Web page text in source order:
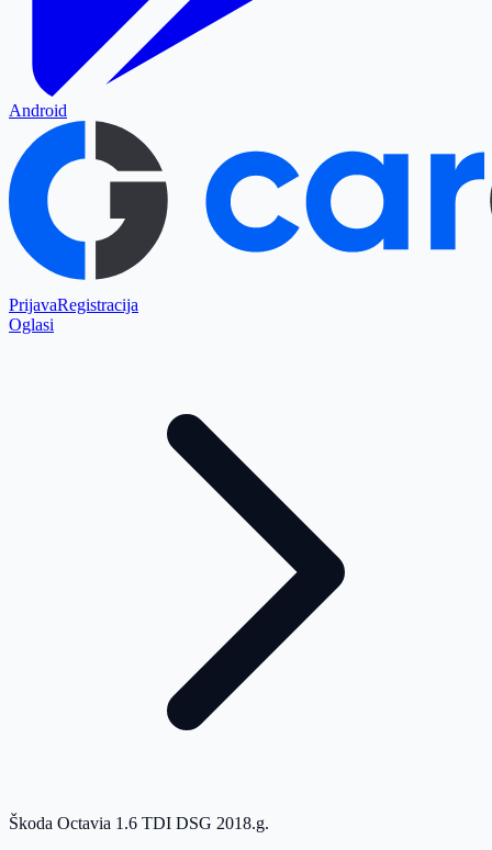
Android
PrijavaRegistracija
Oglasi
Škoda Octavia 1.6 TDI DSG 2018.g.